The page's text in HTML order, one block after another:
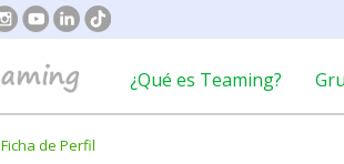
¿Qué es Teaming?
Ficha de Perfil